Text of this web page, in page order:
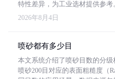
特性差异，为工业选材提供参考
2026年8月4日
喷砂都有多少目
本文系统介绍了喷砂目数的分
喷砂200目对应的表面粗糙度（